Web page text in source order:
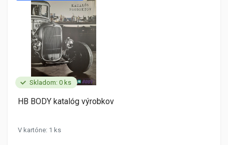
Skladom: 0 ks
HB BODY katalóg výrobkov
V kartóne: 1 ks